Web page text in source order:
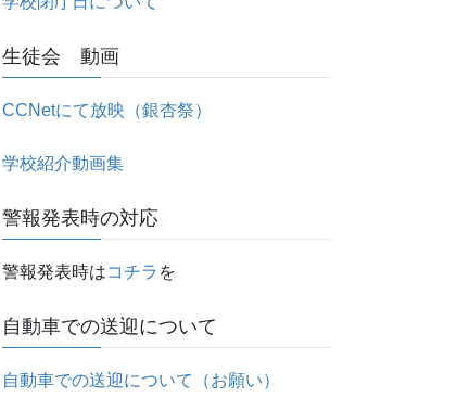
生徒会 動画
CCNetにて放映（銀杏祭）
学校紹介動画集
警報発表時の対応
警報発表時はコチラ を
自動車での送迎について
自動車での送迎について（お願い）